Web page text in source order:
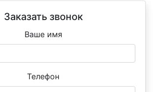
Заказать звонок
Ваше имя
Телефон